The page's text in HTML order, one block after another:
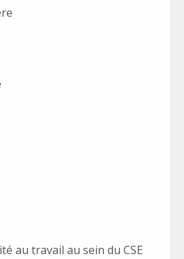
au travail au sein du CSE